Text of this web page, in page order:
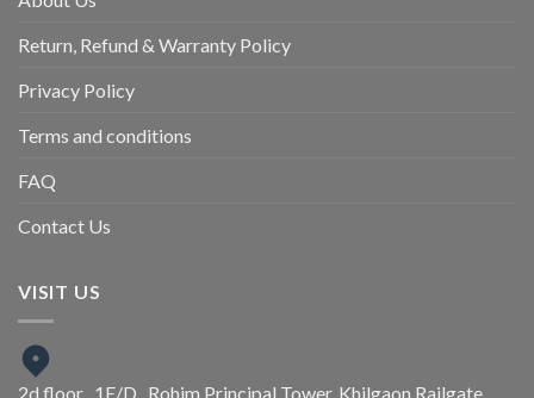
Return, Refund & Warranty Policy
Privacy Policy
Terms and conditions
FAQ
Contact Us
VISIT US
2d floor , 1E/D , Rohim Principal Tower, Khilgaon Railgate,